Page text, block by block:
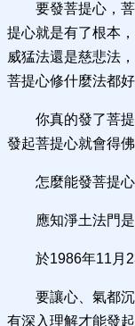
要發菩提心，
提心就是有了根本
威猛法還是慈悲法
菩提心修什麼法都
你真的發了菩
發起菩提心就會得
怎麼能發菩提
應知淨土法門
於1986年11月
要讓心、氣都
有深入理解才能發